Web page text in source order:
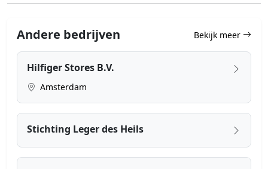
Andere bedrijven Bekijk meer
Hilfiger Stores B.V.
Amsterdam
Stichting Leger des Heils